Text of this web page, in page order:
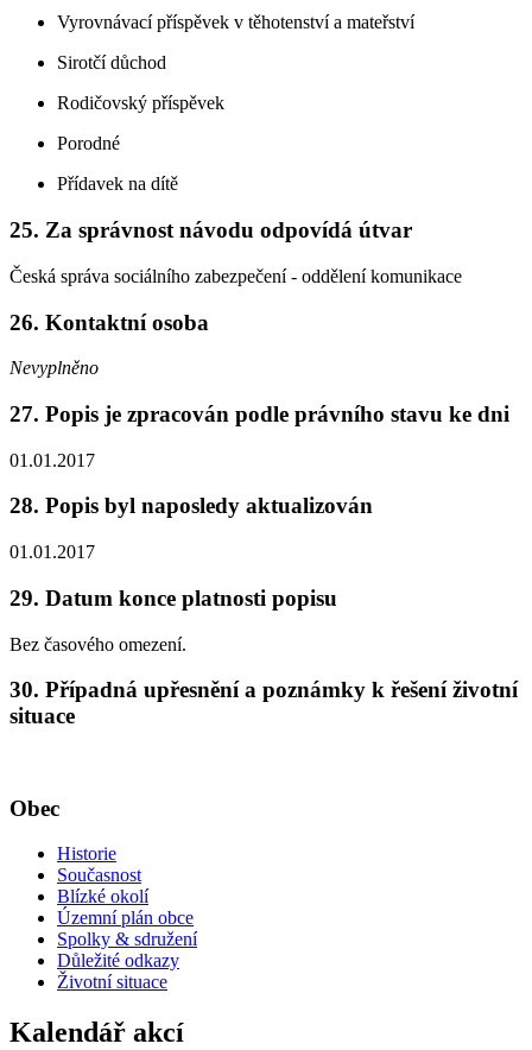
Vyrovnávací příspěvek v těhotenství a mateřství
Sirotčí důchod
Rodičovský příspěvek
Porodné
Přídavek na dítě
25. Za správnost návodu odpovídá útvar
Česká správa sociálního zabezpečení - oddělení komunikace
26. Kontaktní osoba
Nevyplněno
27. Popis je zpracován podle právního stavu ke dni
01.01.2017
28. Popis byl naposledy aktualizován
01.01.2017
29. Datum konce platnosti popisu
Bez časového omezení.
30. Případná upřesnění a poznámky k řešení životní
situace
Obec
Historie
Současnost
Blízké okolí
Územní plán obce
Spolky & sdružení
Důležité odkazy
Životní situace
Kalendář akcí